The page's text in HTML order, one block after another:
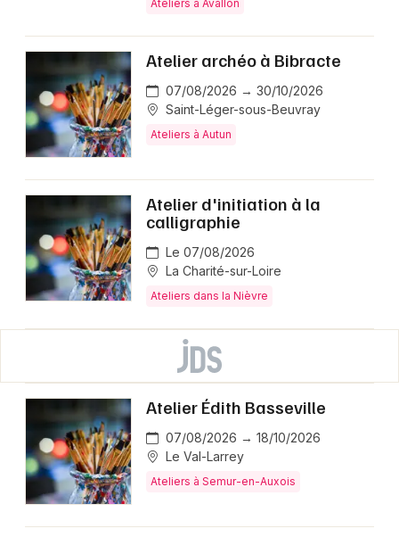
Ateliers à Avallon
Atelier archéo à Bibracte
07/08/2026 → 30/10/2026
Saint-Léger-sous-Beuvray
Ateliers à Autun
Atelier d'initiation à la
calligraphie
Le 07/08/2026
La Charité-sur-Loire
Ateliers dans la Nièvre
Atelier Édith Basseville
07/08/2026 → 18/10/2026
Le Val-Larrey
Ateliers à Semur-en-Auxois